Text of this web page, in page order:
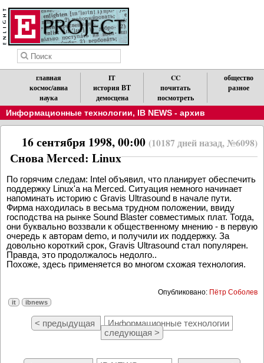
главная
космос/авиа
наука
IT
история ВТ
демосцена
CC
почитать
посмотреть
общество
разное
Информационные технологии, IB NEWS - архив
16 сентября 1998, 00:00 (10187 дней назад, №6098)
Снова Merced: Linux
По горячим следам: Intel объявил, что планирует обеспечить
поддержку Linux'a на Merced. Ситуация немного начинает
напоминать историю с Gravis Ultrasound в начале пути.
Фирма находилась в весьма трудном положении, ввиду
господства на рынке Sound Blaster совместимых плат. Тогда,
они буквально воззвали к общественному мнению - в первую
очередь к авторам demo, и получили их поддержку. За
довольно короткий срок, Gravis Ultrasound стал популярен.
Правда, это продолжалось недолго..
Похоже, здесь применяется во многом схожая технология.
Опубликовано: Пётр Соболев
it ibnews
< предыдущая
Информационные технологии
следующая >